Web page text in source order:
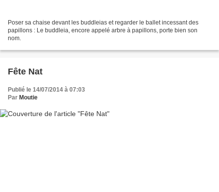
Poser sa chaise devant les buddleias et regarder le ballet incessant des
papillons : Le buddleia, encore appelé arbre à papillons, porte bien son
nom.
Fête Nat
Publié le 14/07/2014 à 07:03
Par Moutie